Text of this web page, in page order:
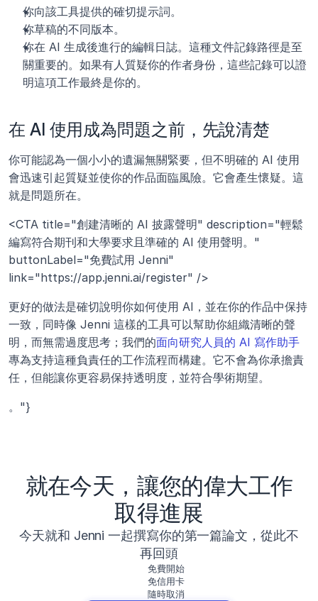
你向該工具提供的確切提示詞。
你草稿的不同版本。
你在 AI 生成後進行的編輯日誌。這種文件記錄路徑是至
關重要的。如果有人質疑你的作者身份，這些記錄可以證
明這項工作最終是你的。
在 AI 使用成為問題之前，先說清楚
你可能認為一個小小的遺漏無關緊要，但不明確的 AI 使用
會迅速引起質疑並使你的作品面臨風險。它會產生懷疑。這
就是問題所在。
<CTA title="創建清晰的 AI 披露聲明" description="輕鬆
編寫符合期刊和大學要求且準確的 AI 使用聲明。"
buttonLabel="免費試用 Jenni"
link="https://app.jenni.ai/register" />
更好的做法是確切說明你如何使用 AI，並在你的作品中保持
一致，同時像 Jenni 這樣的工具可以幫助你組織清晰的聲
明，而無需過度思考；我們的面向研究人員的 AI 寫作助手
專為支持這種負責任的工作流程而構建。它不會為你承擔責
任，但能讓你更容易保持透明度，並符合學術期望。
。"}
就在今天，讓您的偉大工作
取得進展
今天就和 Jenni 一起撰寫你的第一篇論文，從此不
再回頭
免費開始
免信用卡
隨時取消